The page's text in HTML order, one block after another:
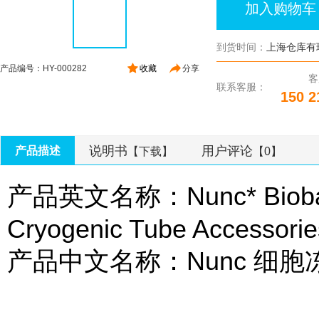
分享
收藏
产品编号：HY-000282
加入购物车
到货时间： 上海仓库
联系客服：
150
产品描述 说明书 【下载】 用户评论 【0】
产品英文名称：Nunc*
Cryogenic Tube
产品中文名称：Nunc 细胞